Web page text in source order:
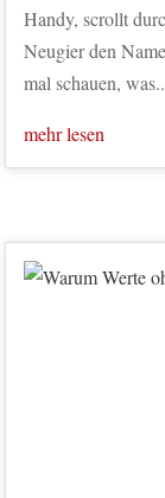
Handy, scrollt
Neugier den
mal schauen,
mehr lesen